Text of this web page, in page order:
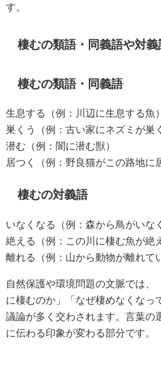
す。
棲むの類語・同義語や対義
棲むの類語・同義語
生息する（例：川辺に生息する魚）
巣くう（例：古い家にネズミが巣
潜む（例：闇に潜む獣）
居つく（例：野良猫がこの路地に
棲むの対義語
いなくなる（例：森から鳥がいな
絶える（例：この川に棲む魚が絶
離れる（例：山から動物が離れて
自然保護や環境問題の文脈では、
に棲むのか」「なぜ棲めなくなっ
議論が多く交わされます。言葉の
に伝わる印象が変わる部分です。